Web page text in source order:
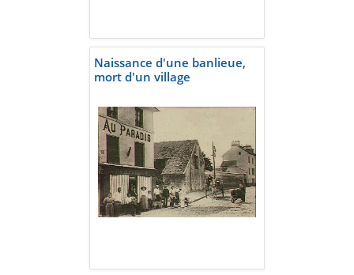
Naissance d'une banlieue,
mort d'un village